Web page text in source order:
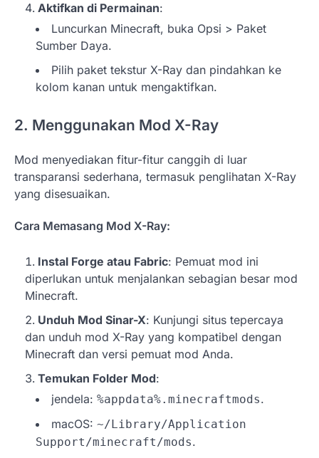
Aktifkan di Permainan:
Luncurkan Minecraft, buka Opsi > Paket
Sumber Daya.
Pilih paket tekstur X-Ray dan pindahkan ke
kolom kanan untuk mengaktifkan.
2. Menggunakan Mod X-Ray
Mod menyediakan fitur-fitur canggih di luar
transparansi sederhana, termasuk penglihatan X-Ray
yang disesuaikan.
Cara Memasang Mod X-Ray:
Instal Forge atau Fabric: Pemuat mod ini
diperlukan untuk menjalankan sebagian besar mod
Minecraft.
Unduh Mod Sinar-X: Kunjungi situs tepercaya
dan unduh mod X-Ray yang kompatibel dengan
Minecraft dan versi pemuat mod Anda.
Temukan Folder Mod:
jendela: %appdata%.minecraftmods.
macOS: ~/Library/Application
Support/minecraft/mods.